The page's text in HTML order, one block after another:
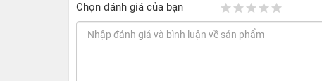
Chọn đánh giá của bạn